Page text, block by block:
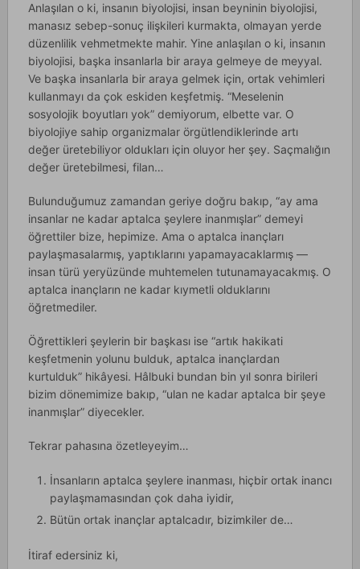
Anlaşılan o ki, insanın biyolojisi, insan beyninin biyolojisi,
manasız sebep-sonuç ilişkileri kurmakta, olmayan yerde
düzenlilik vehmetmekte mahir. Yine anlaşılan o ki, insanın
biyolojisi, başka insanlarla bir araya gelmeye de meyyal.
Ve başka insanlarla bir araya gelmek için, ortak vehimleri
kullanmayı da çok eskiden keşfetmiş. “Meselenin
sosyolojik boyutları yok” demiyorum, elbette var. O
biyolojiye sahip organizmalar örgütlendiklerinde artı
değer üretebiliyor oldukları için oluyor her şey. Saçmalığın
değer üretebilmesi, filan…
Bulunduğumuz zamandan geriye doğru bakıp, “ay ama
insanlar ne kadar aptalca şeylere inanmışlar” demeyi
öğrettiler bize, hepimize. Ama o aptalca inançları
paylaşmasalarmış, yaptıklarını yapamayacaklarmış —
insan türü yeryüzünde muhtemelen tutunamayacakmış. O
aptalca inançların ne kadar kıymetli olduklarını
öğretmediler.
Öğrettikleri şeylerin bir başkası ise “artık hakikati
keşfetmenin yolunu bulduk, aptalca inançlardan
kurtulduk” hikâyesi. Hâlbuki bundan bin yıl sonra birileri
bizim dönemimize bakıp, “ulan ne kadar aptalca bir şeye
inanmışlar” diyecekler.
Tekrar pahasına özetleyeyim…
İnsanların aptalca şeylere inanması, hiçbir ortak inancı
paylaşmamasından çok daha iyidir,
Bütün ortak inançlar aptalcadır, bizimkiler de…
İtiraf edersiniz ki,